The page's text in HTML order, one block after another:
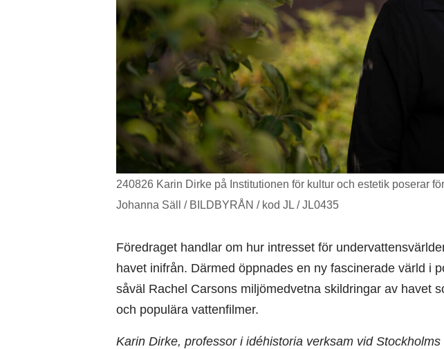
240826 Karin Dirke på Institutionen för kultur och estetik poserar
Johanna Säll / BILDBYRÅN / kod JL / JL0435
Föredraget handlar om hur intresset för
havet inifrån. Därmed öppnades en ny fascinerade värld i
såväl Rachel Carsons miljömedvetna skildringar av havet
och populära vattenfilmer.
Karin Dirke, professor i idéhistoria verksam vid